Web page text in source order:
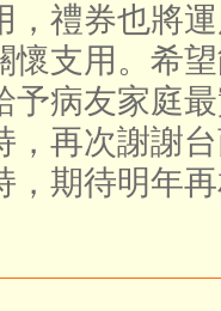
，禮券也將
懷支用。希
予病友家庭
，再次謝謝
，期待明年